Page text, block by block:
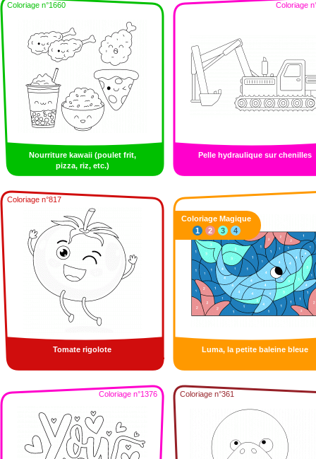
Coloriage n°1660
Nourriture kawaii (poulet frit,
pizza, riz, etc.)
Coloriage
Pelle hydraulique sur chenilles
Coloriage n°817
Tomate rigolote Luma, la petite baleine bleue
Coloriage Magique
1
2 3 4
Coloriage n°1376 Coloriage n°361